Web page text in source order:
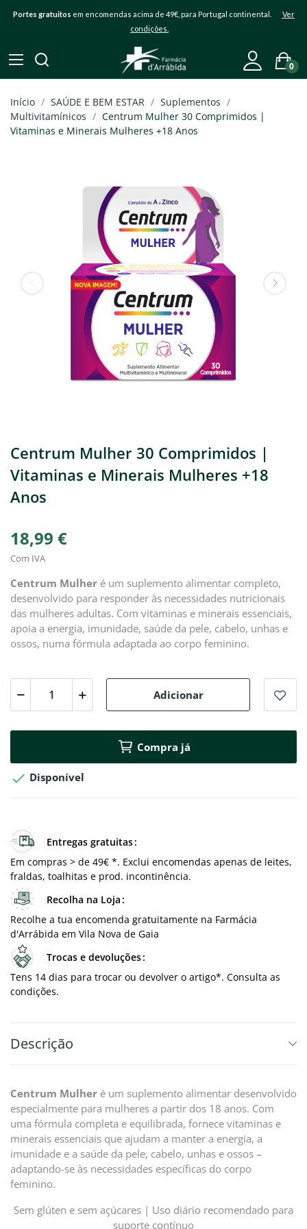
Portes gratuitos em encomendas acima de 49€, para Portugal continental. Ver
condições.
0
Início SAÚDE E BEM ESTAR
Suplementos
Multivitamínicos
Centrum Mulher 30 Comprimidos |
Vitaminas e Minerais Mulheres +18 Anos
Centrum Mulher 30 Comprimidos |
Vitaminas e Minerais Mulheres +18
Anos
18,99 €
Com IVA
Centrum Mulher é um suplemento alimentar completo,
desenvolvido para responder às necessidades nutricionais
das mulheres adultas. Com vitaminas e minerais essenciais,
apoia a energia, imunidade, saúde da pele, cabelo, unhas e
ossos, numa fórmula adaptada ao corpo feminino.
Adicionar
Compra já
 Disponível
Entregas gratuitas
Em compras > de 49€ *. Exclui encomendas apenas de leites,
fraldas, toalhitas e prod. incontinência.
Recolha na Loja
Recolhe a tua encomenda gratuitamente na Farmácia
d'Arrábida em Vila Nova de Gaia
Trocas e devoluções
Tens 14 dias para trocar ou devolver o artigo*. Consulta as
condições.
Descrição
Centrum Mulher é um suplemento alimentar desenvolvido
especialmente para mulheres a partir dos 18 anos. Com
uma fórmula completa e equilibrada, fornece vitaminas e
minerais essenciais que ajudam a manter a energia, a
imunidade e a saúde da pele, cabelo, unhas e ossos –
adaptando-se às necessidades específicas do corpo
feminino.
Sem glúten e sem açúcares | Uso diário recomendado para
suporte contínuo